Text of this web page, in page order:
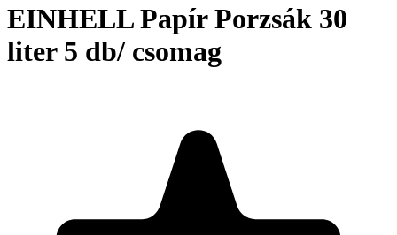
EINHELL Papír Porzsák 30
liter 5 db/ csomag